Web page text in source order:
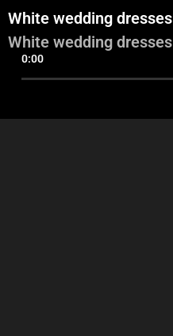
0:00
White wedding dresses
White wedding dresses